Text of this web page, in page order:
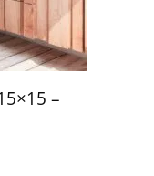
–